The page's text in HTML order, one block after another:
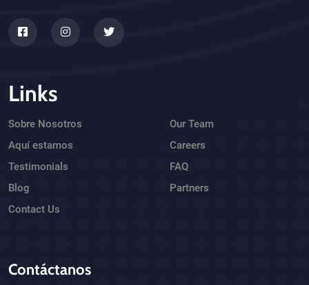
Links
Sobre Nosotros
Aquí estamos
Testimonials
Blog
Contact Us
Our Team
Careers
FAQ
Partners
Contáctanos